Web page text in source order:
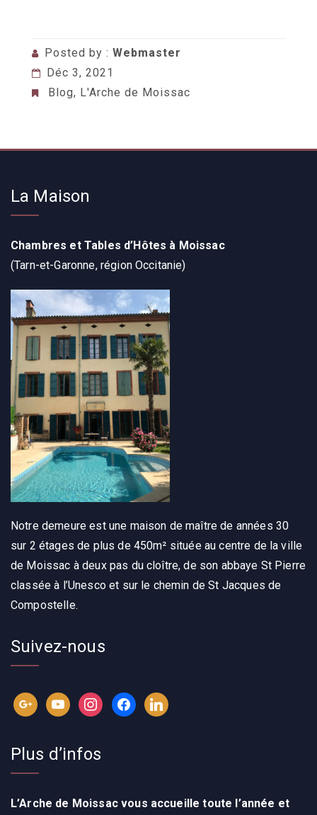
Posted by : Webmaster
Déc 3, 2021
Blog, L'Arche de Moissac
La Maison
Chambres et Tables d’Hôtes à Moissac
(Tarn-et-Garonne, région Occitanie)
Notre demeure est une maison de maître de années 30
sur 2 étages de plus de 450m² située au centre de la ville
de Moissac à deux pas du cloître, de son abbaye St Pierre
classée à l’Unesco et sur le chemin de St Jacques de
Compostelle.
Suivez-nous
Plus d’infos
L’Arche de Moissac vous accueille toute l’année et